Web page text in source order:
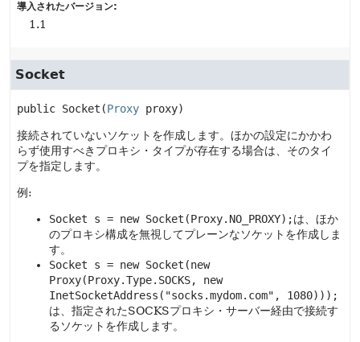
導入されたバージョン:
1.1
Socket
public Socket (Proxy proxy)
接続されていないソケットを作成します。ほかの設定にかかわ
らず使用すべきプロキシ・タイプが存在する場合は、そのタイ
プを指定します。
例:
Socket s = new Socket(Proxy.NO_PROXY);は、ほか
のプロキシ構成を無視してプレーンなソケットを作成しま
す。
Socket s = new Socket(new
Proxy(Proxy.Type.SOCKS, new
InetSocketAddress("socks.mydom.com", 1080)));
は、指定されたSOCKSプロキシ・サーバー経由で接続す
るソケットを作成します。